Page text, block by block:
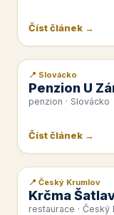
Číst článek →
📰 PR článek
📍 Slovácko
Penzion U
penzion · Slovácko
Číst článek →
📰 PR článek
📍 Český Krumlov
Krčma
restaurace · Český